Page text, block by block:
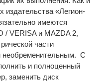
издательства «Легион-
имеются
/ VERISA и MAZDA 2,
части
необременительным. С
и полноценный
заменить диск